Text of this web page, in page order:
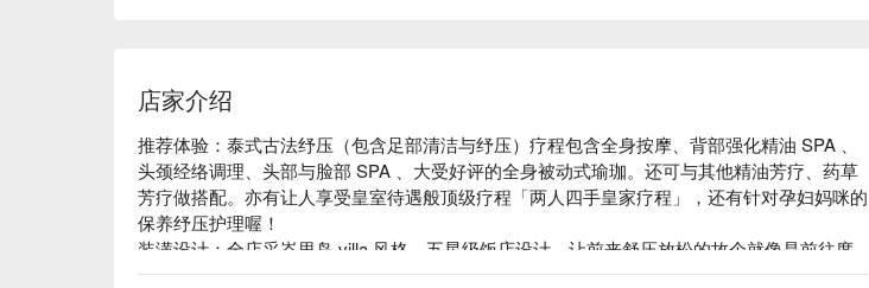
店家介绍
推荐体验：泰式古法纾压（包含足部清洁与纾压）疗程包含全身按摩、背部强化精油 SPA 、
头颈经络调理、头部与脸部 SPA 、大受好评的全身被动式瑜珈。还可与其他精油芳疗、药草
芳疗做搭配。亦有让人享受皇室待遇般顶级疗程「两人四手皇家疗程」，还有针对孕妇妈咪的
保养纾压护理喔！
装潢设计：全店采峇里岛 villa 风格，五星级饭店设计，让前来舒压放松的故个就像是前往度
假般享受，充满异国风味的装潢摆设，来这里渡个假吧！